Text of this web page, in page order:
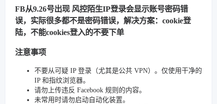
FB从9.26号出现 风控陌生IP登录会显示账号密码错
误，实际很多都不是密码错误，解决方案：cookie登
陆，不能cookies登入的不要下单
注意事项
不要从可疑 IP 登录（尤其是公共 VPN）。仅使用干净的
IP 和指纹浏览器。
请勿上传违反 Facebook 规则的内容。
未常用时请勿启动自动化装置。